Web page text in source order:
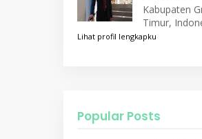
Kabupaten
Timur,
Lihat profil lengkapku
Popular Posts